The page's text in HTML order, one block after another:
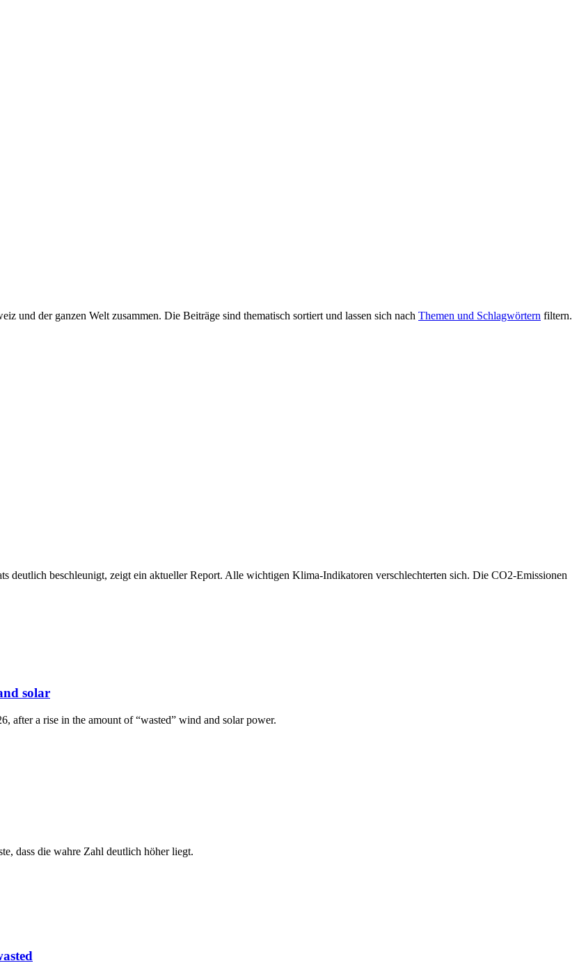
und der ganzen Welt zusammen. Die Beiträge sind thematisch sortiert und lassen sich nach Themen und Schlagwörtern filtern.
deutlich beschleunigt, zeigt ein aktueller Report. Alle wichtigen Klima-Indikatoren verschlechterten sich. Die CO2-Emissionen
solar
after a rise in the amount of “wasted” wind and solar power.
dass die wahre Zahl deutlich höher liegt.